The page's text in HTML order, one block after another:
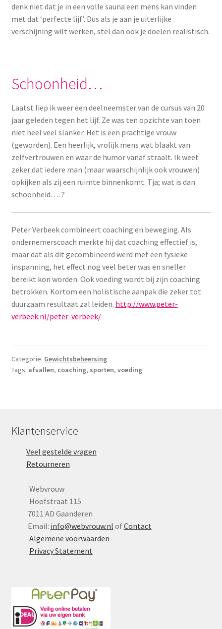
denk niet dat je in een volle sauna een mens kan vinden
met dat ‘perfecte lijf’. Dus als je aan je uiterlijke
verschijning wilt werken, stel dan ook je doelen realistisch.
Schoonheid…
Laatst liep ik weer een deelneemster van de cursus van 20
jaar geleden tegen het lijf. Ze was ten opzichte van toen
niet heel veel slanker. Het is een prachtige vrouw
(geworden). Een heerlijk, vrolijk mens wat blaakt van
zelfvertrouwen en waar de humor vanaf straalt. Ik weet
zeker dat iedere man (maar waarschijnlijk ook vrouwen)
opkijken als zij een ruimte binnenkomt. Tja; wat is dan
schoonheid…. ?
Peter Verbeek combineert coaching en beweging. Als
ondernemerscoach merkte hij dat coaching effectief is,
maar dat als dit gecombineerd werd met een fysieke
inspanning, het effect nog veel beter was en sneller
bereikt kon worden. Ook voeding wordt bij zijn coaching
betrokken. Kortom een holistische aanpak die zeker tot
duurzaam resultaat zal leiden. http://www.peter-
verbeek.nl/peter-verbeek/
Categorie: Gewichtsbeheersing
Tags: afvallen, coaching, sporten, voeding
Klantenservice
Veel gestelde vragen
Retourneren
Webvrouw
Hoofstraat 115
7011 AD Gaanderen
Email: info@webvrouw.nl ofContact
Algemene voorwaarden
Privacy Statement